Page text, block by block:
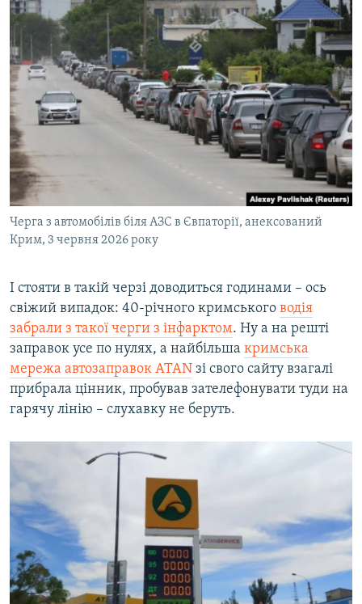
Черга з автомобілів біля АЗС в Євпаторії, анексований
Крим, 3 червня 2026 року
І стояти в такій черзі доводиться годинами – ось
свіжий випадок: 40-річного кримського водія
забрали з такої черги з інфарктом. Ну а на решті
заправок усе по нулях, а найбільша кримська
мережа автозаправок ATAN зі свого сайту взагалі
прибрала цінник, пробував зателефонувати туди на
гарячу лінію – слухавку не беруть.